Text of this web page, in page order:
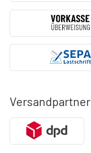
Versandpartner